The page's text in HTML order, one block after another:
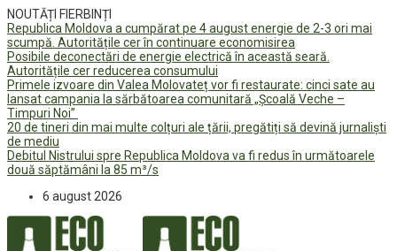
NOUTĂȚI FIERBINȚI
Republica Moldova a cumpărat pe 4 august energie de 2-3 ori mai
scumpă. Autoritățile cer în continuare economisirea
Posibile deconectări de energie electrică în această seară.
Autoritățile cer reducerea consumului
Primele izvoare din Valea Molovateț vor fi restaurate: cinci sate au
lansat campania la sărbătoarea comunitară „Școală Veche –
Timpuri Noi”
20 de tineri din mai multe colțuri ale țării, pregătiți să devină jurnaliști
de mediu
Debitul Nistrului spre Republica Moldova va fi redus în următoarele
două săptămâni la 85 m³/s
6 august 2026